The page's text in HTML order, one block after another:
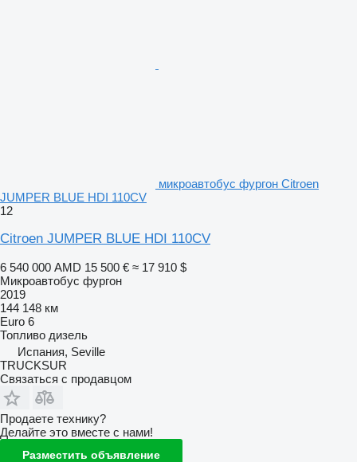
микроавтобус фургон Citroen
JUMPER BLUE HDI 110CV
12
Citroen JUMPER BLUE HDI 110CV
6 540 000 AMD 15 500 € ≈ 17 910 $
Микроавтобус фургон
2019
144 148 км
Euro 6
Топливо дизель
Испания, Seville
TRUCKSUR
Связаться с продавцом
Продаете технику?
Делайте это вместе с нами!
Разместить объявление